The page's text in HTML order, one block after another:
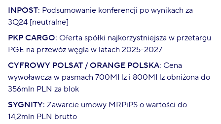
INPOST: Podsumowanie konferencji po wynikach za
3Q24 [neutralne]
PKP CARGO: Oferta spółki najkorzystniejsza w przetargu
PGE na przewóz węgla w latach 2025-2027
CYFROWY POLSAT / ORANGE POLSKA: Cena
wywoławcza w pasmach 700MHz i 800MHz obniżona do
356mln PLN za blok
SYGNITY: Zawarcie umowy MRPiPS o wartości do
14,2mln PLN brutto